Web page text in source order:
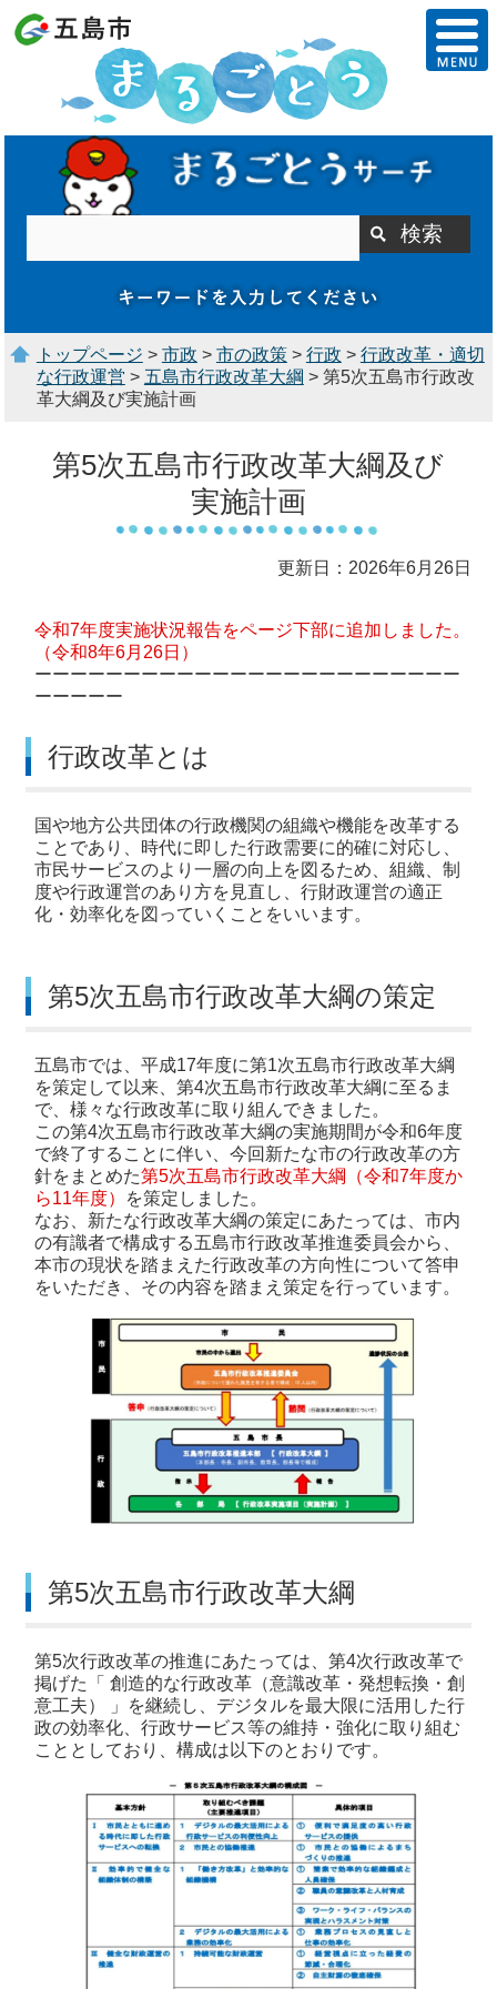
トップページ > 市政 > 市の政策> 行政 > 行政改革・適切
な行政運営 > 五島市行政改革大綱 > 第5次五島市行政改
革大綱及び実施計画
第5次五島市行政改革大綱及び
実施計画
更新日：2026年6月26日
令和7年度実施状況報告をページ下部に追加しました。
（令和8年6月26日）
ーーーーーーーーーーーーーーーーーーーーーーーー
ーーーーー
行政改革とは
国や地方公共団体の行政機関の組織や機能を改革する
ことであり、時代に即した行政需要に的確に対応し、
市民サービスのより一層の向上を図るため、組織、制
度や行政運営のあり方を見直し、行財政運営の適正
化・効率化を図っていくことをいいます。
第5次五島市行政改革大綱の策定
五島市では、平成17年度に第1次五島市行政改革大綱
を策定して以来、第4次五島市行政改革大綱に至るま
で、様々な行政改革に取り組んできました。
この第4次五島市行政改革大綱の実施期間が令和6年度
で終了することに伴い、今回新たな市の行政改革の方
針をまとめた第5次五島市行政改革大綱（令和7年度か
ら11年度）
を策定しました。
なお、新たな行政改革大綱の策定にあたっては、市内
の有識者で構成する五島市行政改革推進委員会から、
本市の現状を踏まえた行政改革の方向性について答申
をいただき、その内容を踏まえ策定を行っています。
第5次五島市行政改革大綱
第5次行政改革の推進にあたっては、第4次行政改革で
掲げた「 創造的な行政改革（意識改革・発想転換・創
意工夫） 」を継続し、デジタルを最大限に活用した行
政の効率化、行政サービス等の維持・強化に取り組む
こととしており、構成は以下のとおりです。